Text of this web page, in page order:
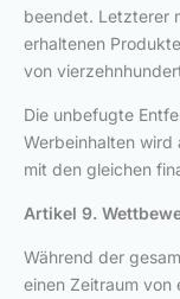
beendet. Letzterer
erhaltenen
von
Die unbefugte
Werbeinhalten wird
mit den gleichen
Artikel 9.
Während der
einen Zeitraum von